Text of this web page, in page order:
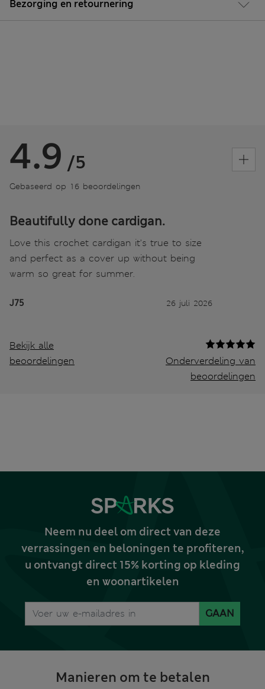
Bezorging en retournering
4.9 /5
Gebaseerd op 16 beoordelingen
Beautifully done cardigan.
Love this crochet cardigan it's true to size
and perfect as a cover up without being
warm so great for summer.
J75 26 juli 2026
Bekijk alle
beoordelingen
Onderverdeling van
beoordelingen
Neem nu deel om direct van deze
verrassingen en beloningen te profiteren,
u ontvangt direct 15% korting op kleding
en woonartikelen
GAAN
Manieren om te betalen